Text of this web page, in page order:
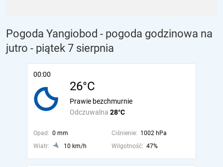
Pogoda Yangiobod - pogoda godzinowa na
jutro - piątek 7 sierpnia
00:00
26°C
Odczuwalna 28°C
Prawie bezchmurnie
Opad: 0 mm Ciśnienie: 1002 hPa
Wiatr:
10 km/h Wilgotność: 47%